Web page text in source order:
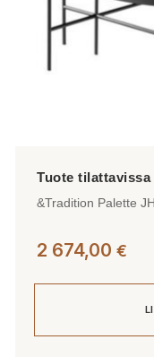
&Tradition Palette
2 674,00 €